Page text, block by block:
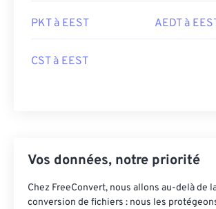
PKT à EEST AEDT à
CST à EEST
Vos données, notre priorité
Chez FreeConvert, nous allons au-delà de
conversion de fichiers : nous les